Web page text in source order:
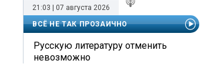
21:03 | 07 августа 2026
ВСЁ НЕ ТАК ПРОЗАИЧНО
Русскую литературу отменить
невозможно